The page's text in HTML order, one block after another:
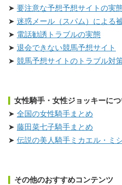
要注意な予想予想サイトの実
迷惑メール（スパム）による
電話勧誘トラブルの実態
退会できない競馬予想サイト
競馬予想サイトのトラブル対
女性騎手・女性ジョッキーに
全国の女性騎手まとめ
藤田菜七子騎手まとめ
伝説の美人騎手ミカエル・ミ
その他のおすすめコンテンツ